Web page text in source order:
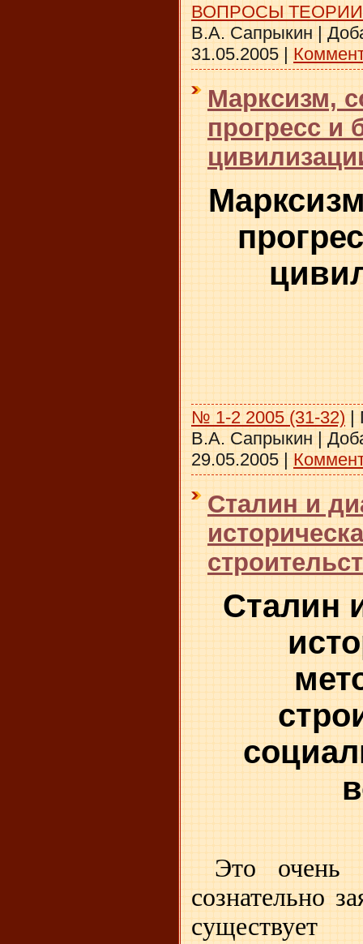
ВОПРОСЫ ТЕОРИИ
В.А. Сапрыкин |
31.05.2005 |
Марксизм,
прогресс и
№ 1-2 2005 (31-32)
В.А. Сапрыкин
29.05.2005
Сталин и
Сталин
Это очень
сознательно